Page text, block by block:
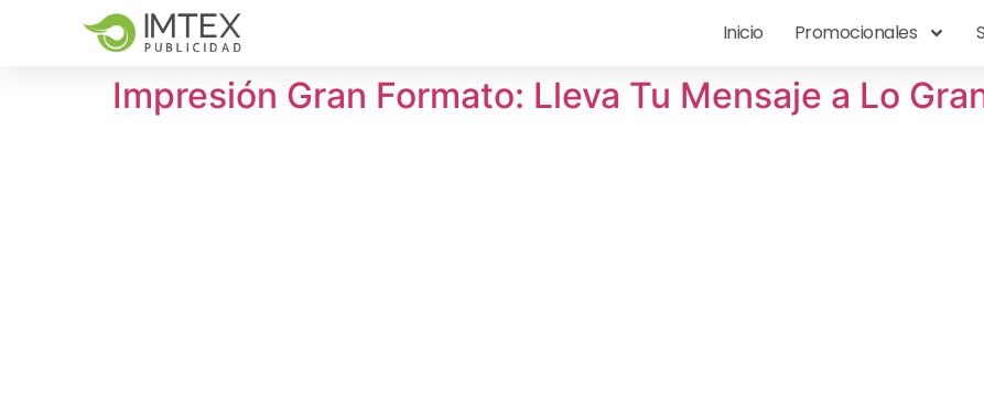
Inicio Promocionales
Impresión Gran Formato: Lleva Tu Mensaje a Lo